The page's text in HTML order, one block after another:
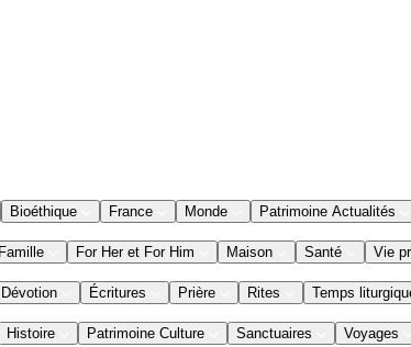
Bioéthique France Monde Patrimoine Actualités
Famille For Her et For Him Maison Santé Vie
Dévotion Écritures Prière Rites Temps
Histoire Patrimoine Culture Sanctuaires Voyages